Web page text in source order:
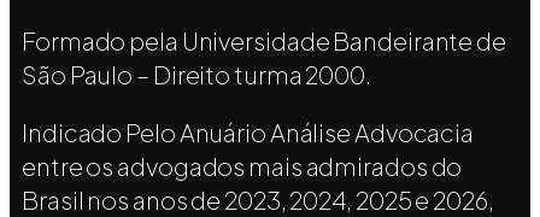
Formado pela Universidade Bandeirante de
São Paulo – Direito turma 2000.
Indicado Pelo Anuário Análise Advocacia
entre os advogados mais admirados do
Brasil nos anos de 2023, 2024, 2025 e 2026,